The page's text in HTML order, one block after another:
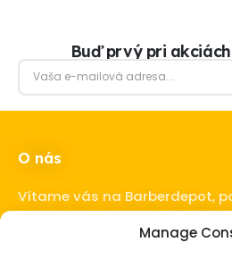
Manage
Buď prvý pri
O nás
Vítame vás na Barberdepot,